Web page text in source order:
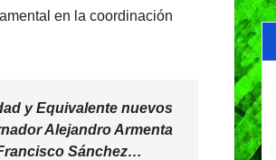
en la coordinación
y Equivalente nuevos
Alejandro Armenta
Sánchez…